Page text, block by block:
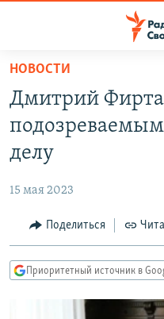
упрощенного
доступа
основному
Вернутся
Вернутся
ПОДКАСТЫ
АВТОРСКИЕ ПРОЕКТЫ
МНЕНИЯ
КУЛЬТУРА
КАВКАЗ.РЕАЛИИ
СЕВЕР.РЕАЛИИ
НОВОСТИ
Дмитрий
делу
15 мая 2023
Поделиться
Приоритетный источник в